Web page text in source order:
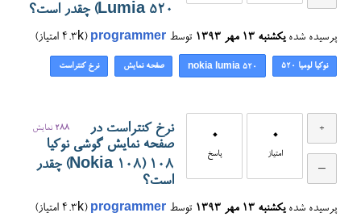
Lumia 520) چقدر است؟
پرسیده شده یکشنبه ۱۳ مهر ۱۳۹۳ توسط programmer
(
4.3k امتیاز)
نوکیا لومیا ۵۲۰ nokia lumia 520 صفحه نمایش نرخ کنتراست
0
امتیاز
0
پاسخ
288 نمایش
نرخ کنتراست در
صفحه نمایش گوشی نوکیا
108 (Nokia 108) چقدر
است؟
پرسیده شده یکشنبه ۱۳ مهر ۱۳۹۳ توسط programmer
(
4.3k امتیاز)